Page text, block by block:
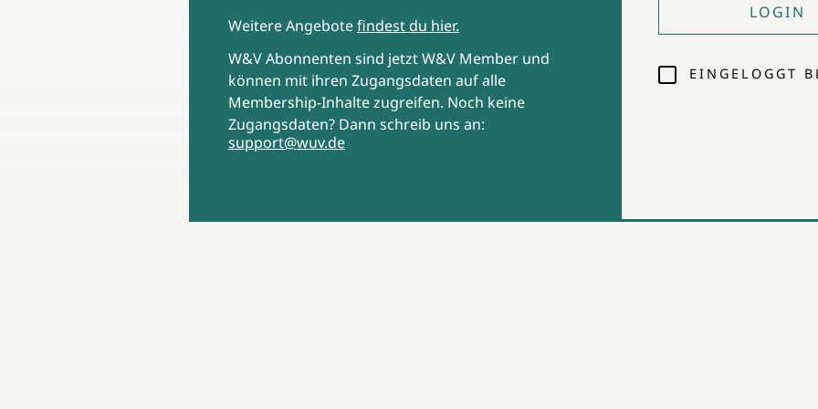
Weitere Angebotefindest du hier.
W&V Abonnenten sind jetzt W&V Member und
können mit ihren Zugangsdaten auf alle
Membership-Inhalte zugreifen. Noch keine
Zugangsdaten? Dann schreib uns an:
support@wuv.de
LOGIN
EINGELOGGT